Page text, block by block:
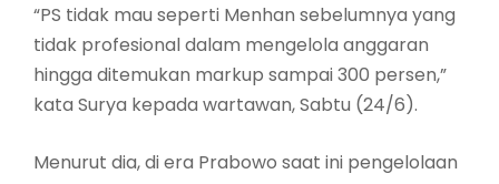
“PS tidak mau seperti Menhan sebelumnya yang
tidak profesional dalam mengelola anggaran
hingga ditemukan markup sampai 300 persen,”
kata Surya kepada wartawan, Sabtu (24/6).
Menurut dia, di era Prabowo saat ini pengelolaan